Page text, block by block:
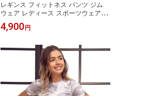
レギンス フィットネス パンツ ジム
ウェア レディース スポーツウェア ボ
トム フィットネスレギンス フィット
ネスウェア インポート 10分丈 ズンバ
ニング ピラティス ジム おしゃれ 大
人女子 大人の習い事 美尻 美容 コロ
4,900 円